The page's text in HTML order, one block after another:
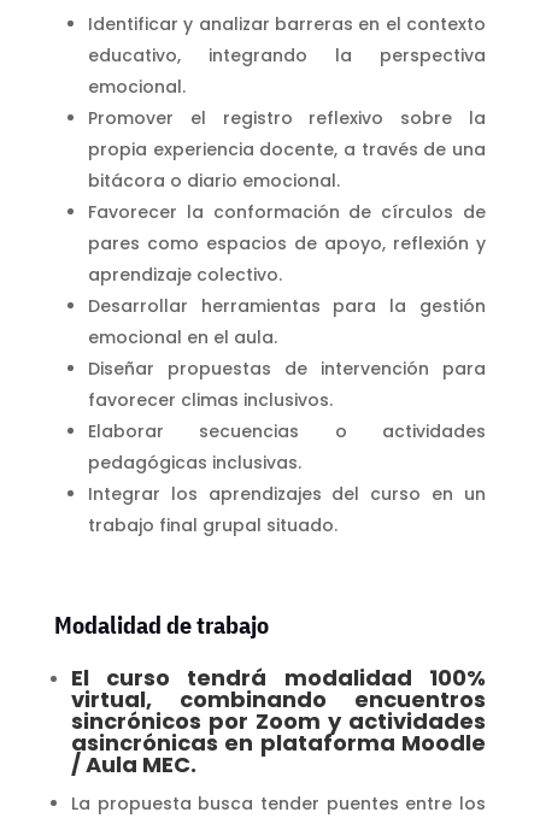
Identificar y analizar barreras en el contexto
educativo, integrando la perspectiva
emocional.
Promover el registro reflexivo sobre la
propia experiencia docente, a través de una
bitácora o diario emocional.
Favorecer la conformación de círculos de
pares como espacios de apoyo, reflexión y
aprendizaje colectivo.
Desarrollar herramientas para la gestión
emocional en el aula.
Diseñar propuestas de intervención para
favorecer climas inclusivos.
Elaborar secuencias o actividades
pedagógicas inclusivas.
Integrar los aprendizajes del curso en un
trabajo final grupal situado.
Modalidad de trabajo
El curso tendrá modalidad 100%
virtual, combinando encuentros
sincrónicos por Zoom y actividades
asincrónicas en plataforma Moodle
/ Aula MEC.
La propuesta busca tender puentes entre los